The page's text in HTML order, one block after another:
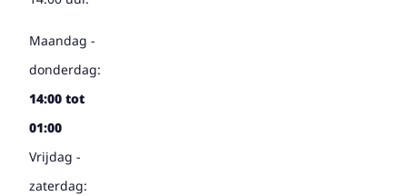
Maandag -
donderdag:
14:00 tot
01:00
Vrijdag -
zaterdag: